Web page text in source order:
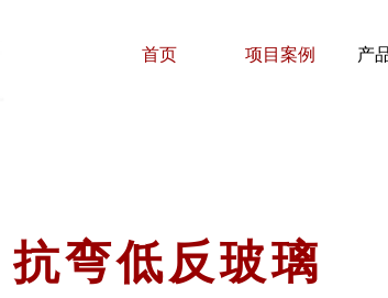
首页 项目案例 产
抗弯低反玻璃